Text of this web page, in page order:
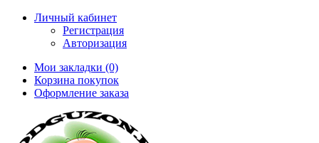
Личный кабинет
Регистрация
Авторизация
Мои закладки (0)
Корзина покупок
Оформление заказа